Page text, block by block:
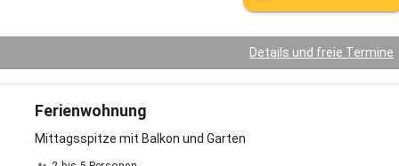
dort werden Frühstück, kleine Speisen sowie Kaffee und Kuchen
lokalen Käsespezialitäten eindecken können.
dem Frühstück kann man direkt von den Ferienwohnungen aus
starten. Links und rechts vom Haus führen die
in die nähere Umgebung. Von dort aus gibt viel Sehenswertes zu
Sie finden alle Attraktionen auf der Internetseite von Scheidegg-
zu denen wir Ihnen auch gerne individuelle, interessante Anregungen
Details und freie Termine
Ferienwohnung
Mittagsspitze mit Balkon und Garten